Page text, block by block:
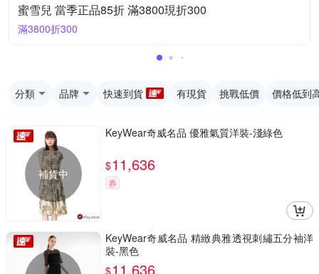
蜜雪兒 當季正品85折 滿3800現折300
滿3800折300
分類 品牌 快速到貨 有現貨 挑戰低價 價格低到
補貨中
KeyWear奇威名品 優雅氣質洋裝-淺綠色
$11,636
券
KeyWear奇威名品 精緻典雅透視刺繡五分袖洋
裝-黑色
$11,636